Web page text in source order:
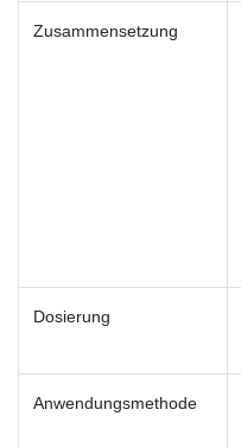
Zusammensetzung
Dosierung
Anwendungsmethode